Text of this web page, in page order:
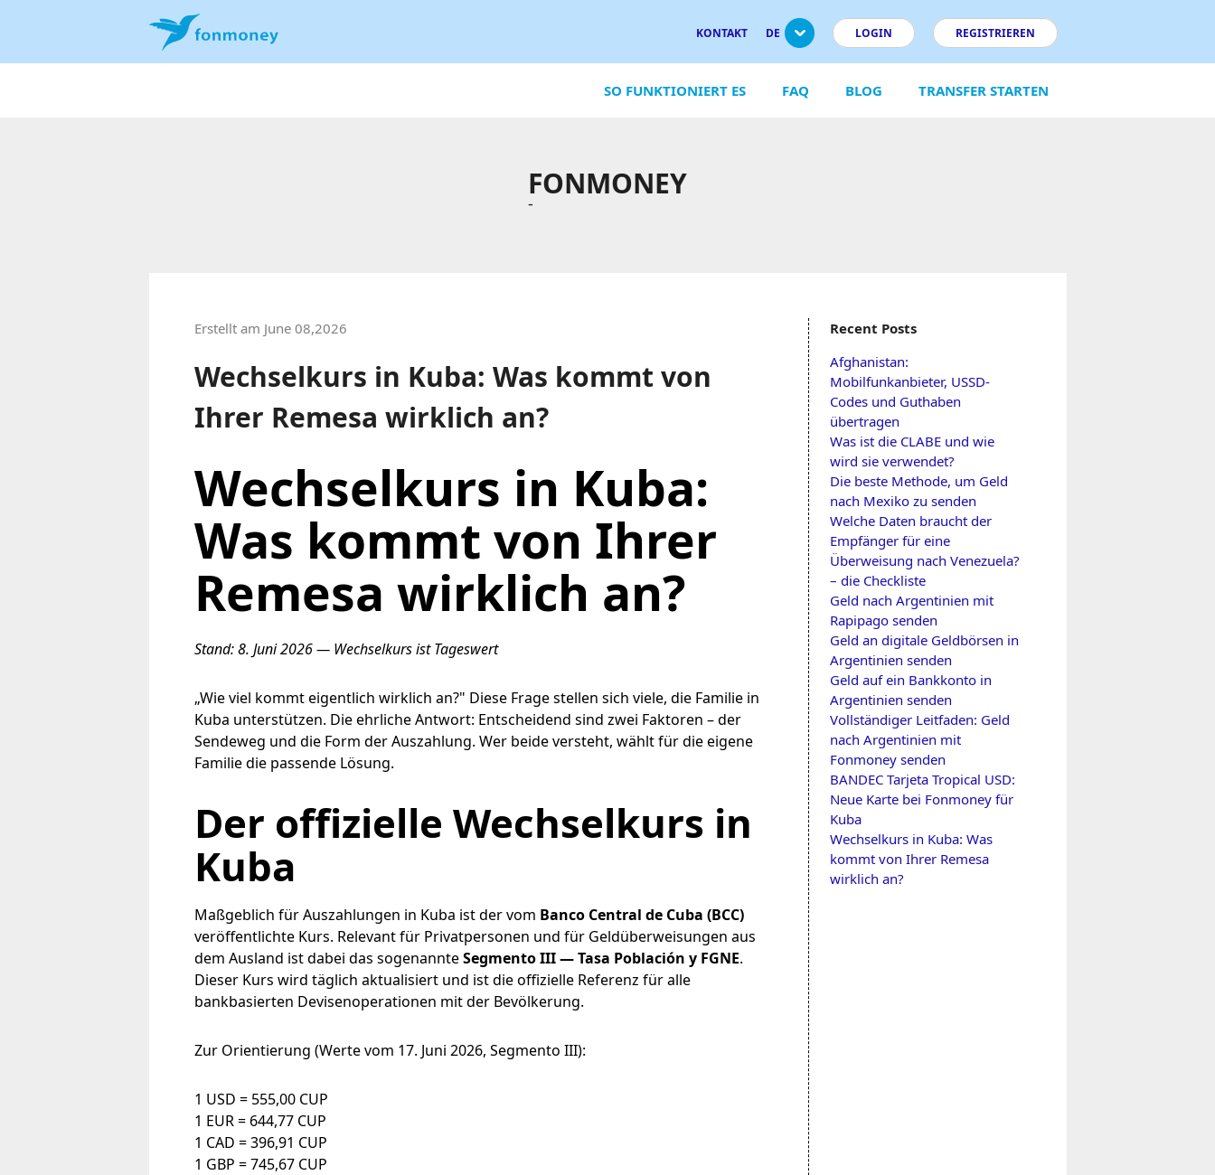
KONTAKT DE LOGIN REGISTRIEREN
SO FUNKTIONIERT ES FAQ BLOG TRANSFER STARTEN
FONMONEY
-
Erstellt am June 08,2026
Wechselkurs in Kuba: Was kommt von
Ihrer Remesa wirklich an?
Wechselkurs in Kuba:
Was kommt von Ihrer
Remesa wirklich an?
Stand: 8. Juni 2026 — Wechselkurs ist Tageswert
„Wie viel kommt eigentlich wirklich an?" Diese Frage stellen sich viele, die Familie in
Kuba unterstützen. Die ehrliche Antwort: Entscheidend sind zwei Faktoren – der
Sendeweg und die Form der Auszahlung. Wer beide versteht, wählt für die eigene
Familie die passende Lösung.
Der offizielle Wechselkurs in
Kuba
Maßgeblich für Auszahlungen in Kuba ist der vom Banco Central de Cuba (BCC)
veröffentlichte Kurs. Relevant für Privatpersonen und für Geldüberweisungen aus
dem Ausland ist dabei das sogenannteSegmento III — Tasa Población y FGNE.
Dieser Kurs wird täglich aktualisiert und ist die offizielle Referenz für alle
bankbasierten Devisenoperationen mit der Bevölkerung.
Zur Orientierung (Werte vom 17. Juni 2026, Segmento III):
1 USD = 555,00 CUP
1 EUR = 644,77 CUP
1 CAD = 396,91 CUP
1 GBP = 745,67 CUP
Recent Posts
Afghanistan:
Mobilfunkanbieter, USSD-
Codes und Guthaben
übertragen
Was ist die CLABE und wie
wird sie verwendet?
Die beste Methode, um Geld
nach Mexiko zu senden
Welche Daten braucht der
Empfänger für eine
Überweisung nach Venezuela?
– die Checkliste
Geld nach Argentinien mit
Rapipago senden
Geld an digitale Geldbörsen in
Argentinien senden
Geld auf ein Bankkonto in
Argentinien senden
Vollständiger Leitfaden: Geld
nach Argentinien mit
Fonmoney senden
BANDEC Tarjeta Tropical USD:
Neue Karte bei Fonmoney für
Kuba
Wechselkurs in Kuba: Was
kommt von Ihrer Remesa
wirklich an?